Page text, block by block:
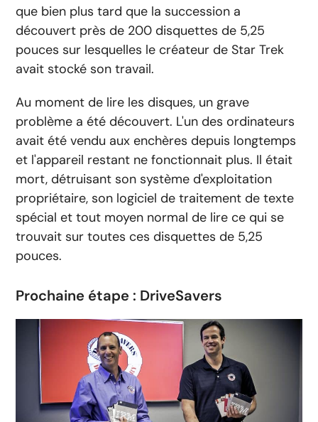
que bien plus tard que la succession a
découvert près de 200 disquettes de 5,25
pouces sur lesquelles le créateur de Star Trek
avait stocké son travail.
Au moment de lire les disques, un grave
problème a été découvert. L'un des ordinateurs
avait été vendu aux enchères depuis longtemps
et l'appareil restant ne fonctionnait plus. Il était
mort, détruisant son système d'exploitation
propriétaire, son logiciel de traitement de texte
spécial et tout moyen normal de lire ce qui se
trouvait sur toutes ces disquettes de 5,25
pouces.
Prochaine étape : DriveSavers